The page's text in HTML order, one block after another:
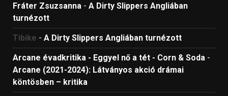
Fráter Zsuzsanna - A Dirty Slippers Angliában
turnézott
Tibike - A Dirty Slippers Angliában turnézott
Arcane évadkritika - Eggyel nő a tét - Corn & Soda -
Arcane (2021-2024): Látványos akció drámai
köntösben – kritika